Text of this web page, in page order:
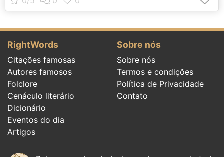
RightWords
Citações famosas
Autores famosos
Folclore
Cenáculo literário
Dicionário
Eventos do dia
Artigos
Sobre nós
Sobre nós
Termos e condições
Política de Privacidade
Contato